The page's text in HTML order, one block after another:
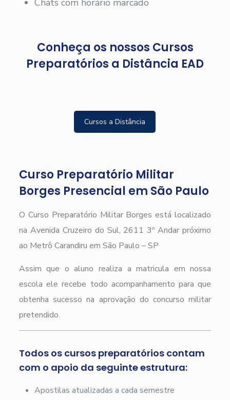
Chats com horário marcado
Conheça os nossos Cursos
Preparatórios a Distância EAD
Cursos a Distância
Curso Preparatório Militar
Borges Presencial em São Paulo
O Curso Preparatório Militar Borges está localizado
na Avenida Cruzeiro do Sul, 2611 3º Andar próximo
ao Metrô Carandiru em São Paulo – SP
Assim que o aluno realiza a matricula em nossa
escola ele recebe todo acompanhamento para que
obtenha sucesso na aprovação do concurso militar
pretendido.
Todos os cursos preparatórios contam
com o apoio da seguinte estrutura:
Apostilas atualizadas a cada semestre